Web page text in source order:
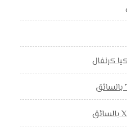
كرنفال